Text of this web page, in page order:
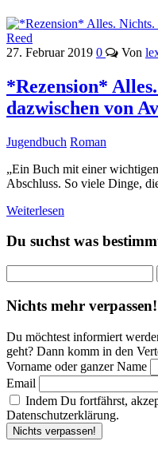
27. Februar 2019 0 Von
*Rezension*
dazwischen von
Jugendbuch Roman
„Ein Buch mit einer
Abschluss. So viele Dinge,
Weiterlesen
Du suchst was
nach:
Nichts mehr verpassen!
Du möchtest informiert
geht? Dann komm in den
Vorname oder ganzer Name
Email
Indem Du fortfährst,
Datenschutzerklärung.